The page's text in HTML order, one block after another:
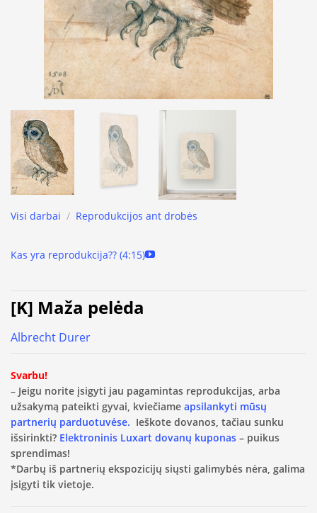
Visi darbai / Reprodukcijos ant drobės
Kas yra reprodukcija?? (4:15)
[K] Maža pelėda
Albrecht Durer
Svarbu!
– Jeigu norite įsigyti jau pagamintas reprodukcijas, arba
užsakymą pateikti gyvai, kviečiame apsilankyti mūsų
partnerių parduotuvėse. Ieškote dovanos, tačiau sunku
išsirinkti? Elektroninis Luxart dovanų kuponas – puikus
sprendimas!
*Darbų iš partnerių ekspozicijų siųsti galimybės nėra, galima
įsigyti tik vietoje.